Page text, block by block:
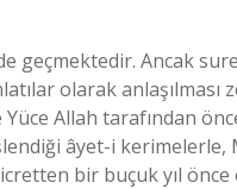
geçmektedir. Ancak
olarak anlaşılması
Allah tarafından
âyet-i kerimelerle,
bir buçuk yıl önce